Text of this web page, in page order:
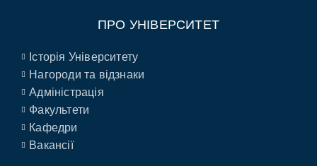
ПРО УНІВЕРСИТЕТ
Історія Університету
Нагороди та відзнаки
Адміністрація
Факультети
Кафедри
Вакансії